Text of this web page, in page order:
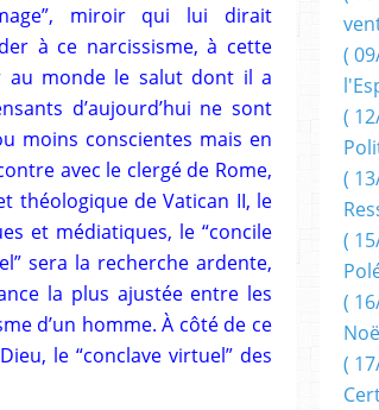
miroir qui lui dirait
à ce narcissisme, à cette
au monde le salut dont il a
d’aujourd’hui ne sont
moins conscientes mais en
avec le clergé de Rome,
théologique de Vatican II, le
et médiatiques, le “concile
sera la recherche ardente,
la plus ajustée entre les
d’un homme. À côté de ce
le “conclave virtuel” des
(
(
(
(
(
(